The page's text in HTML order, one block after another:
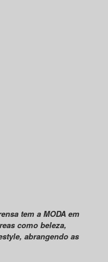
tem a MODA em
como beleza,
abrangendo as